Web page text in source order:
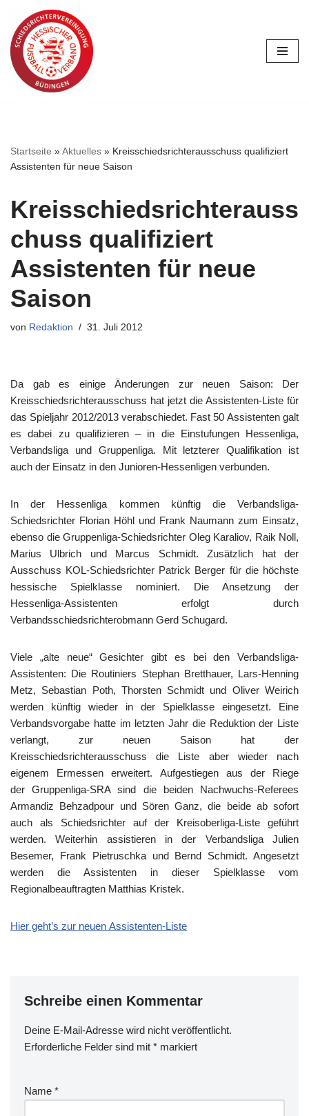
Zum
Inhalt
springen
Startseite »Aktuelles » Kreisschiedsrichterausschuss qualifiziert
Assistenten für neue Saison
Kreisschiedsrichterauss
chuss qualifiziert
Assistenten für neue
Saison
von Redaktion 31. Juli 2012
Da gab es einige Änderungen zur neuen Saison: Der
Kreisschiedsrichterausschuss hat jetzt die Assistenten-Liste für
das Spieljahr 2012/2013 verabschiedet. Fast 50 Assistenten galt
es dabei zu qualifizieren – in die Einstufungen Hessenliga,
Verbandsliga und Gruppenliga. Mit letzterer Qualifikation ist
auch der Einsatz in den Junioren-Hessenligen verbunden.
In der Hessenliga kommen künftig die Verbandsliga-
Schiedsrichter Florian Höhl und Frank Naumann zum Einsatz,
ebenso die Gruppenliga-Schiedsrichter Oleg Karaliov, Raik Noll,
Marius Ulbrich und Marcus Schmidt. Zusätzlich hat der
Ausschuss KOL-Schiedsrichter Patrick Berger für die höchste
hessische Spielklasse nominiert. Die Ansetzung der
Hessenliga-Assistenten erfolgt durch
Verbandsschiedsrichterobmann Gerd Schugard.
Viele „alte neue“ Gesichter gibt es bei den Verbandsliga-
Assistenten: Die Routiniers Stephan Bretthauer, Lars-Henning
Metz, Sebastian Poth, Thorsten Schmidt und Oliver Weirich
werden künftig wieder in der Spielklasse eingesetzt. Eine
Verbandsvorgabe hatte im letzten Jahr die Reduktion der Liste
verlangt, zur neuen Saison hat der
Kreisschiedsrichterausschuss die Liste aber wieder nach
eigenem Ermessen erweitert. Aufgestiegen aus der Riege
der Gruppenliga-SRA sind die beiden Nachwuchs-Referees
Armandiz Behzadpour und Sören Ganz, die beide ab sofort
auch als Schiedsrichter auf der Kreisoberliga-Liste geführt
werden. Weiterhin assistieren in der Verbandsliga Julien
Besemer, Frank Pietruschka und Bernd Schmidt. Angesetzt
werden die Assistenten in dieser Spielklasse vom
Regionalbeauftragten Matthias Kristek.
Hier geht’s zur neuen Assistenten-Liste
Schreibe einen Kommentar
Deine E-Mail-Adresse wird nicht veröffentlicht.
Erforderliche Felder sind mit * markiert
Name *